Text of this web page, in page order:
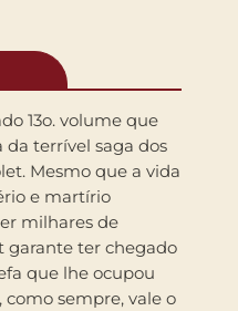
13o. volume que
da terrível saga dos
Mesmo que a vida
e martírio
milhares de
garante ter chegado
que lhe ocupou
como sempre, vale o